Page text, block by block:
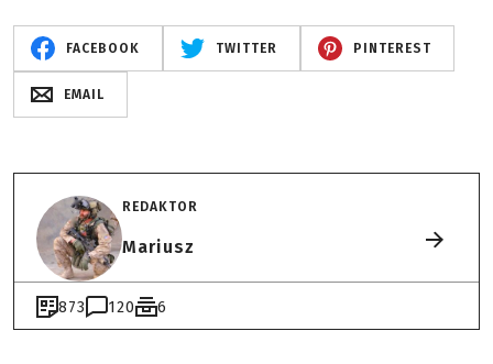
FACEBOOK TWITTER PINTEREST
EMAIL
REDAKTOR
Mariusz
873 120 6